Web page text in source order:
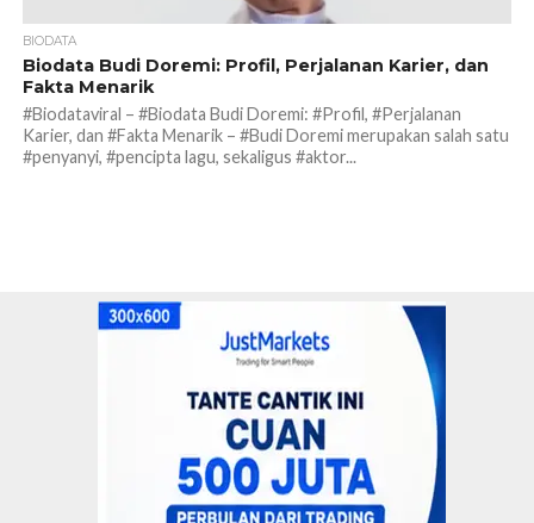
BIODATA
Biodata Budi Doremi: Profil, Perjalanan Karier, dan
Fakta Menarik
#Biodataviral – #Biodata Budi Doremi: #Profil, #Perjalanan
Karier, dan #Fakta Menarik – #Budi Doremi merupakan salah satu
#penyanyi, #pencipta lagu, sekaligus #aktor...